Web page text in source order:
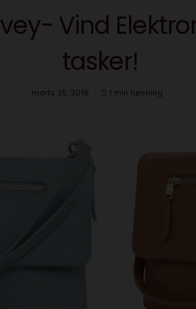
Vind
tasker!
marts 25, 2016 1 min læsning